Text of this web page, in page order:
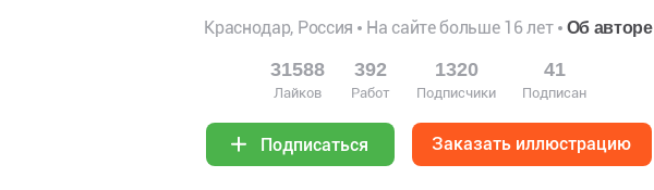
Краснодар, Россия На сайте больше 16 лет Об авторе
31588
Лайков
392
Работ
1320
Подписчики
41
Подписан
Подписаться Заказать иллюстрацию